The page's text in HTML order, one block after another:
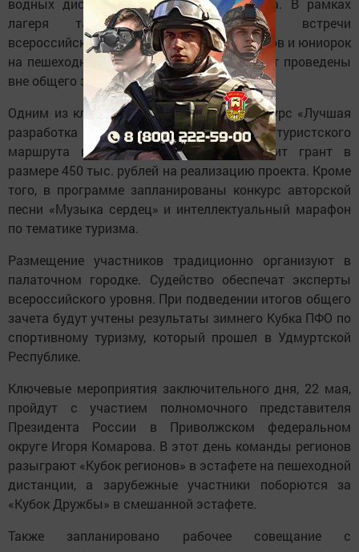
водных дистанциях спортивного туризма. В рамках
лагеря также пройдут матчевые встречи
всероссийских соревнований среди юниоров и юниорок
на пешеходных дистанциях, которые будут проведены
вне общего зачета.
Одним из ключевых событий станет конкурс «Лучшая
разработка проекта межрегионального туристского
маршрута по ПФО». Победитель получит грант в
размере 450 тыс. рублей на реализацию проекта. Кроме
того, в программе запланированы конкурс авторской
песни «Музыка сердец» и интеллектуальный марафон
по тематике туризма.
Размещение участников традиционно организуют в
палаточном городке. Судейство обеспечат эксперты
всероссийского уровня. При подведении итогов общего
зачета будут учтены результаты зимнего Кубка ПФО по
спортивному туризму, который прошел в Удмуртской
Республике.
Ключевые мероприятия заключительного дня, 22 мая,
пройдут с участием полномочного представителя
Президента России в Приволжском федеральном
округе Игоря Комарова. В этот день команды регионов
разыграют «Кубок регионов» в эстафете на пешеходной
дистанции, а зарубежные участники поборются за
«Кубок Дружбы» в смешанной эстафете.
Также запланировано рабочее совещание с